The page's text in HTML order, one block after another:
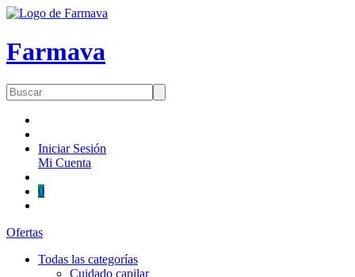
Farmava
Búsqueda
de
productos
Iniciar Sesión
Mi Cuenta
0
Ofertas
Todas las categorías
Cuidado capilar